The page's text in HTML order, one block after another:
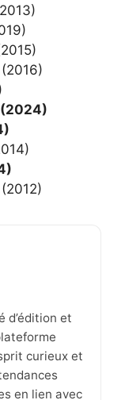
(2024)
d’édition et
curieux et
en lien avec